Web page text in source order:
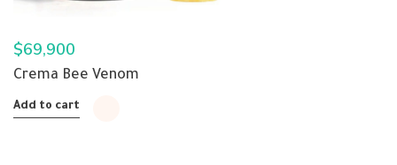
$69,900
Crema Bee Venom
Add to cart